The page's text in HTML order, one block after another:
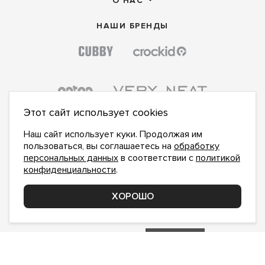
НАШИ БРЕНДЫ
ПОДПИСАТЬСЯ НА НОВОСТИ:
сполитикой конфиденциальностиознакомлен и
Этот сайт использует cookies
Наш сайт использует куки. Продолжая им
пользоваться, вы соглашаетесь на обработку
персональных данных в соответствии с политикой
конфиденциальности.
ХОРОШО